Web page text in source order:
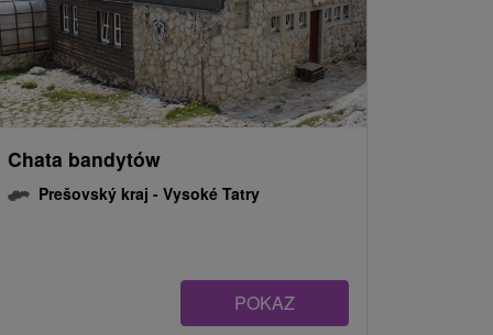
Chata bandytów
Prešovský kraj - Vysoké Tatry
POKAZ